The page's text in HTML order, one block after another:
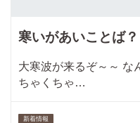
寒いがあいことば？
大寒波が来るぞ～～ な
ちゃくちゃ…
新着情報